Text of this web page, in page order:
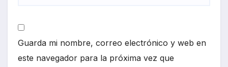
Guarda mi nombre, correo electrónico y web en
este navegador para la próxima vez que